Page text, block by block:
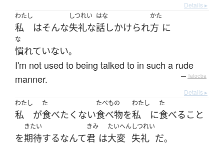
Details ▸
わたし
私 はそんな
しつれい
失礼な
はな
話しかけられ
かた
方 に
な
慣れていない。
I'm not used to being talked to in such a rude
manner.
— Tatoeba
Details ▸
わたし
私 が
た
食べたくない
たべもの
食べ物を
わたし
私 に
た
食べる こと
を
きたい
期待するなんて
きみ
君 は
たいへん
大変
しつれい
失礼 だ。